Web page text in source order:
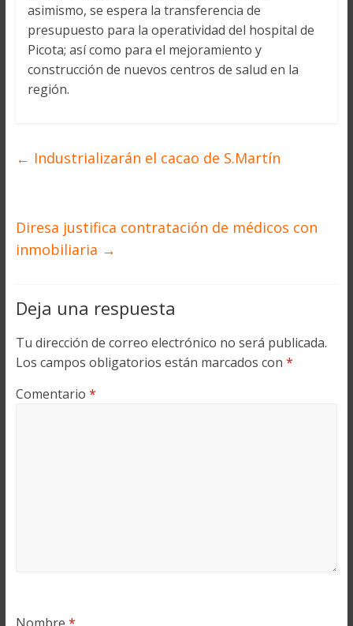
asimismo, se espera la transferencia de
presupuesto para la operatividad del hospital de
Picota; así como para el mejoramiento y
construcción de nuevos centros de salud en la
región.
← Industrializarán el cacao de S.Martín
Diresa justifica contratación de médicos con
inmobiliaria →
Deja una respuesta
Tu dirección de correo electrónico no será publicada.
Los campos obligatorios están marcados con *
Comentario *